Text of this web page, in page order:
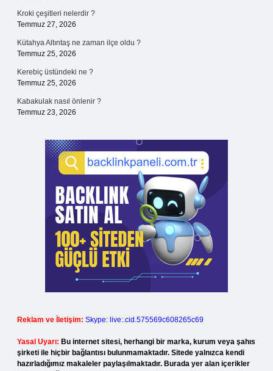
Kroki çeşitleri nelerdir ?
Temmuz 27, 2026
Kütahya Altıntaş ne zaman ilçe oldu ?
Temmuz 25, 2026
Kerebiç üstündeki ne ?
Temmuz 25, 2026
Kabakulak nasıl önlenir ?
Temmuz 23, 2026
Reklam ve İletişim: Skype: live:.cid.575569c608265c69
Yasal Uyarı: Bu internet sitesi, herhangi bir marka, kurum veya şahıs
şirketi ile hiçbir bağlantısı bulunmamaktadır. Sitede yalnızca kendi
hazırladığımız makaleler paylaşılmaktadır. Burada yer alan içerikler